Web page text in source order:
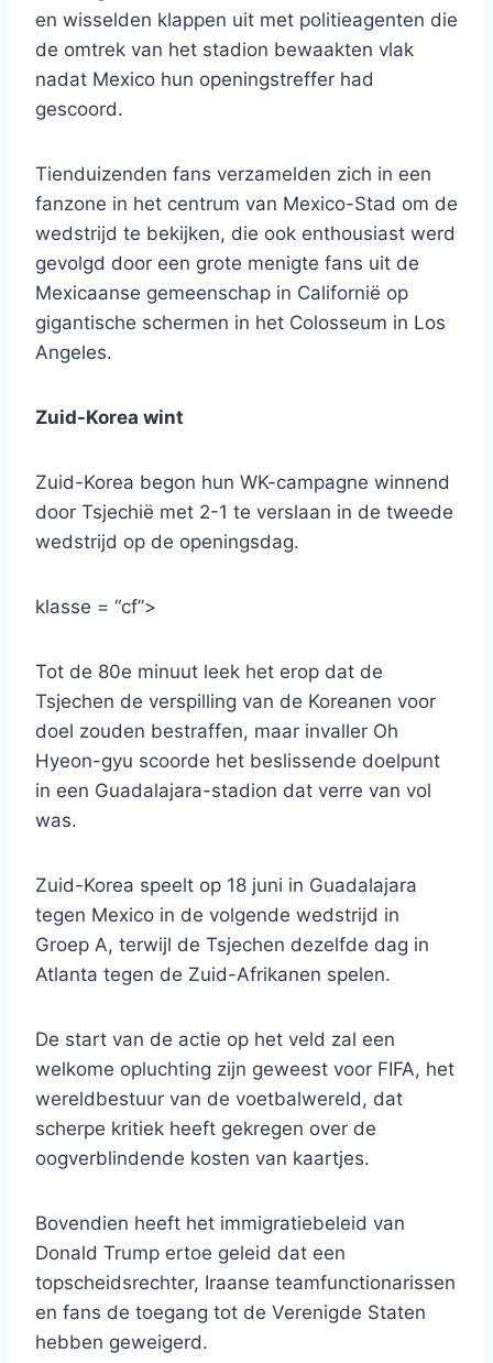
en wisselden klappen uit met politieagenten die
de omtrek van het stadion bewaakten vlak
nadat Mexico hun openingstreffer had
gescoord.
Tienduizenden fans verzamelden zich in een
fanzone in het centrum van Mexico-Stad om de
wedstrijd te bekijken, die ook enthousiast werd
gevolgd door een grote menigte fans uit de
Mexicaanse gemeenschap in Californië op
gigantische schermen in het Colosseum in Los
Angeles.
Zuid-Korea wint
Zuid-Korea begon hun WK-campagne winnend
door Tsjechië met 2-1 te verslaan in de tweede
wedstrijd op de openingsdag.
klasse = “cf”>
Tot de 80e minuut leek het erop dat de
Tsjechen de verspilling van de Koreanen voor
doel zouden bestraffen, maar invaller Oh
Hyeon-gyu scoorde het beslissende doelpunt
in een Guadalajara-stadion dat verre van vol
was.
Zuid-Korea speelt op 18 juni in Guadalajara
tegen Mexico in de volgende wedstrijd in
Groep A, terwijl de Tsjechen dezelfde dag in
Atlanta tegen de Zuid-Afrikanen spelen.
De start van de actie op het veld zal een
welkome opluchting zijn geweest voor FIFA, het
wereldbestuur van de voetbalwereld, dat
scherpe kritiek heeft gekregen over de
oogverblindende kosten van kaartjes.
Bovendien heeft het immigratiebeleid van
Donald Trump ertoe geleid dat een
topscheidsrechter, Iraanse teamfunctionarissen
en fans de toegang tot de Verenigde Staten
hebben geweigerd.